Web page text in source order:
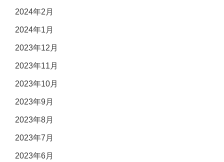
2024年2月
2024年1月
2023年12月
2023年11月
2023年10月
2023年9月
2023年8月
2023年7月
2023年6月